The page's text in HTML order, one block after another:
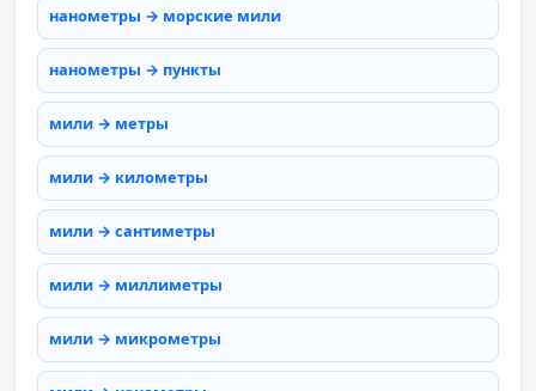
нанометры → морские мили
нанометры → пункты
мили → метры
мили → километры
мили → сантиметры
мили → миллиметры
мили → микрометры